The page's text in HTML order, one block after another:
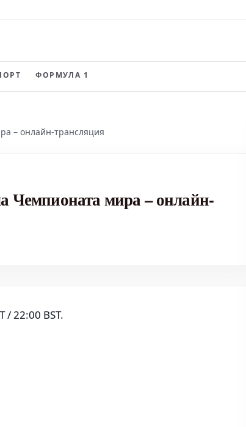
ФОРМУЛА 1
– онлайн-трансляция
Чемпионата мира – онлайн-
/ 22:00 BST.